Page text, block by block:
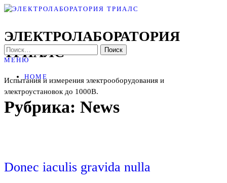
Перейти
содержимому
ЭЛЕКТРОЛАБОРАТОРИЯ
ТРИАЛС
Испытания и измерения электрооборудования и
электроустановок до 1000В.
НАЙТИ:
МЕНЮ
HOME
Рубрика: News
Donec iaculis gravida nulla